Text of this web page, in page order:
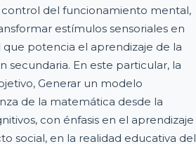
del funcionamiento mental,
estímulos sensoriales en
potencia el aprendizaje de la
secundaria. En este particular, la
Generar un modelo
de la matemática desde la
con énfasis en el aprendizaje
social, en la realidad educativa del